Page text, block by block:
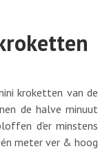
kroketten van de
de halve minuut
d'er minstens
meter ver & hoog